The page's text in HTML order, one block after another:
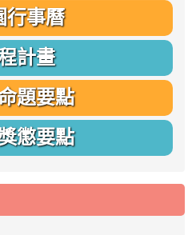
行事曆
計畫
題要點
懲要點